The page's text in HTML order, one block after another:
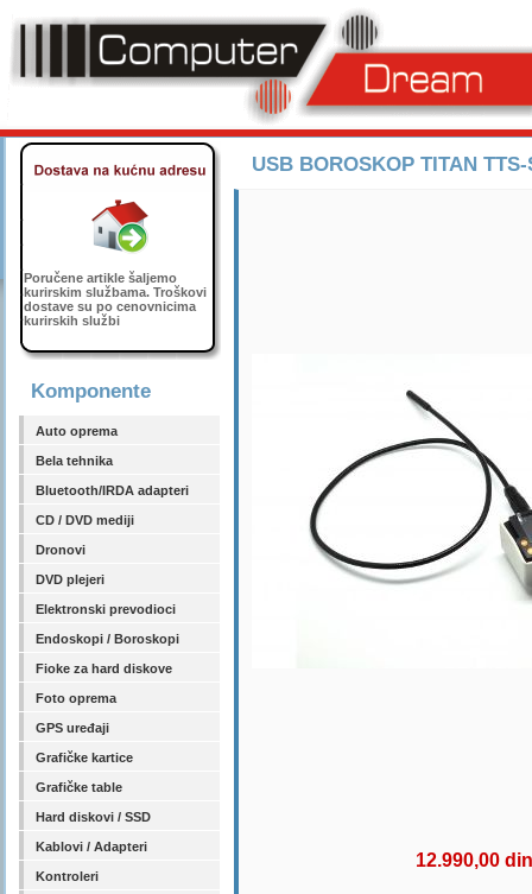
Poručene artikle šaljemo
kurirskim službama. Troškovi
dostave su po cenovnicima
kurirskih službi
Komponente
Auto oprema
Bela tehnika
Bluetooth/IRDA adapteri
CD / DVD mediji
Dronovi
DVD plejeri
Elektronski prevodioci
Endoskopi / Boroskopi
Fioke za hard diskove
Foto oprema
GPS uređaji
Grafičke kartice
Grafičke table
Hard diskovi / SSD
Kablovi / Adapteri
Kontroleri
USB BOROSKOP TITAN TTS-
12.990,00